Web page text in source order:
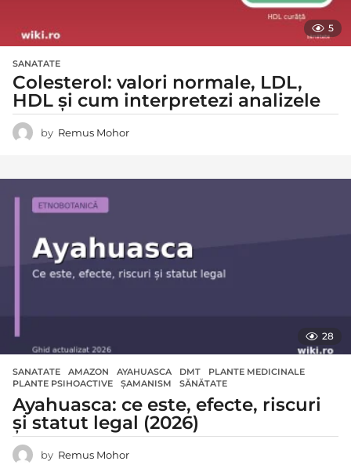
5
SANATATE
Colesterol: valori normale, LDL,
HDL și cum interpretezi analizele
by Remus Mohor
28
SANATATE AMAZON ,AYAHUASCA ,DMT ,PLANTE MEDICINALE
PLANTE PSIHOACTIVE
,ȘAMANISM ,SĂNĂTATE
Ayahuasca: ce este, efecte, riscuri
și statut legal (2026)
by Remus Mohor